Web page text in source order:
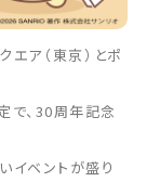
ア（東京）とポ
で、30周年記念
イベントが盛り